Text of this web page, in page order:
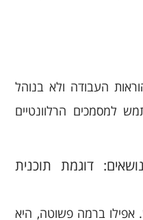
העבודה ולא בנוהל
למסמכים הרלוונטיים
דוגמת תוכנית
אפילו ברמה פשוטה, היא